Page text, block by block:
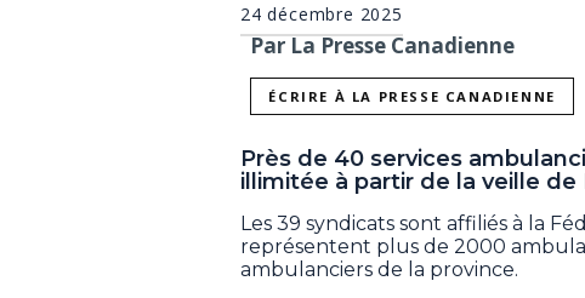
24 décembre 2025
Par La Presse Canadienne
ÉCRIRE À LA PRESSE CANADIENNE
Près de 40 services
illimitée à partir de la veille de
Les 39 syndicats sont affiliés à la
représentent plus de 2000
ambulanciers de la province.